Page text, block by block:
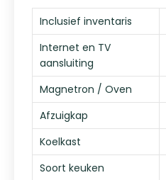
Inclusief inventaris
Internet en TV
aansluiting
Magnetron / Oven
Afzuigkap
Koelkast
Soort keuken